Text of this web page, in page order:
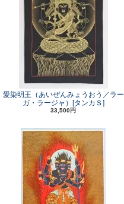
愛染明王（あいぜんみょうおう／ラー
ガ・ラージャ）[タンカＳ]
33,500円